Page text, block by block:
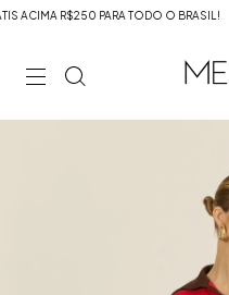
ACIMA R$250 PARA TODO O BRASIL!